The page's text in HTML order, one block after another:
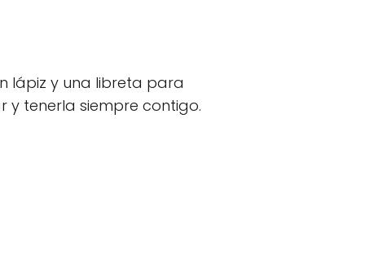
lápiz y una libreta para
tenerla siempre contigo.